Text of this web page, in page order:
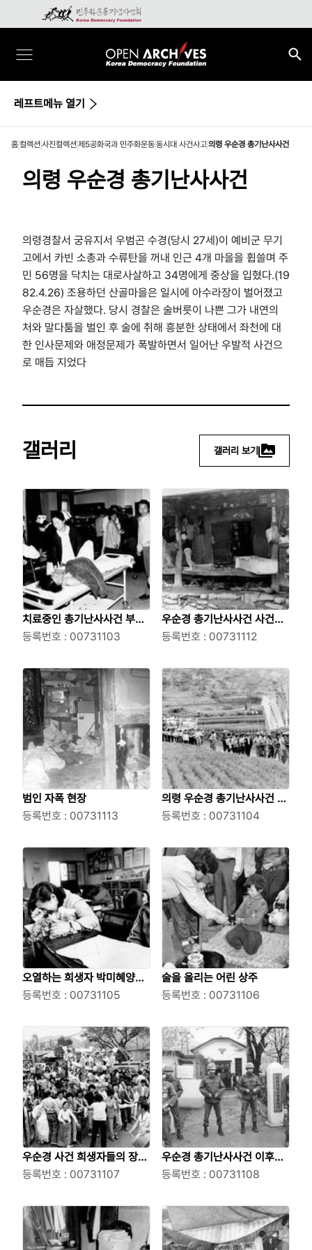
레프트메뉴 열기
홈컬렉션 사진컬렉션 제5공화국과 민주화운동동시대 사건사고의령 우순경 총기난사사건
의령 우순경 총기난사사건
의령경찰서 궁유지서 우범곤 수경(당시 27세)이 예비군 무기
고에서 카빈 소총과 수류탄을 꺼내 인근 4개 마을을 휩쓸며 주
민 56명을 닥치는 대로사살하고 34명에게 중상을 입혔다.(19
82.4.26) 조용하던 산골마을은 일시에 아수라장이 벌어졌고
우순경은 자살했다. 당시 경찰은 술버릇이 나쁜 그가 내연의
처와 말다툼을 벌인 후 술에 취해 흥분한 상태에서 좌천에 대
한 인사문제와 애정문제가 폭발하면서 일어난 우발적 사건으
로 매듭 지었다
갤러리 갤러리 보기
치료중인 총기난사사건 부상
자들
등록번호 : 00731103
우순경 총기난사사건 사건현
장과 주민들
등록번호 : 00731112
범인 자폭 현장
등록번호 : 00731113
의령 우순경 총기난사사건 희
생자 장례식
등록번호 : 00731104
오열하는 희생자 박미혜양의
담임교사와 급우들
등록번호 : 00731105
술을 올리는 어린 상주
등록번호 : 00731106
우순경 사건 희생자들의 장례
식
등록번호 : 00731107
우순경 총기난사사건 이후의
삼엄한 파출소
등록번호 : 00731108